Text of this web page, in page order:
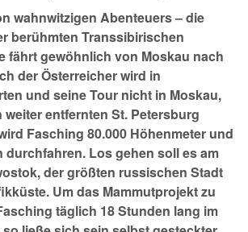
wahnwitzigen Abenteuers – die
berühmten Transsibirischen
fährt gewöhnlich von Moskau nach
der Österreicher wird in
und seine Tour nicht in Moskau,
entfernten St. Petersburg
Fasching 80.000 Höhenmeter und
durchfahren. Los gehen soll es am
der größten russischen Stadt
Um das Mammutprojekt zu
täglich 18 Stunden lang im